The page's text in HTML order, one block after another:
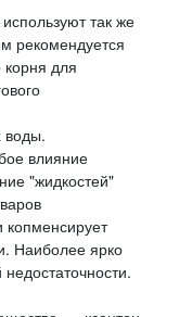
так же
рекомендуется
корня для
воды.
влияние
"жидкостей"
копменсирует
Наиболее ярко